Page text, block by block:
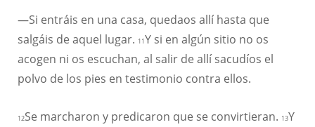
—Si entráis en una casa, quedaos allí hasta que
salgáis de aquel lugar. 11Y si en algún sitio no os
acogen ni os escuchan, al salir de allí sacudíos el
polvo de los pies en testimonio contra ellos.
12Se marcharon y predicaron que se convirtieran. 13Y